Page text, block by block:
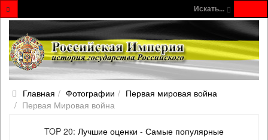
Искать...
Главная Фотографии
Первая мировая война
Первая Мировая война
TOP 20: Лучшие оценки - Самые популярные